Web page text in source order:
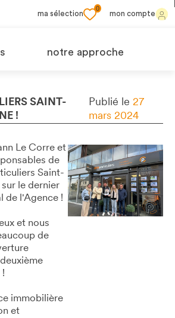
ma sélection
0
mon compte
notre approche
SAINT-
!
Publié le 27
mars 2024
Le Corre et
de
Saint-
le dernier
de l'Agence !
et nous
de
immobilière
et